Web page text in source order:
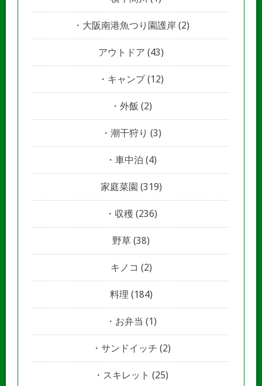
大阪南港魚つり園護岸 (2)
アウトドア (43)
キャンプ(12)
外飯 (2)
潮干狩り (3)
車中泊 (4)
家庭菜園 (319)
収穫 (236)
野草 (38)
キノコ (2)
料理 (184)
お弁当 (1)
サンドイッチ (2)
スキレット (25)